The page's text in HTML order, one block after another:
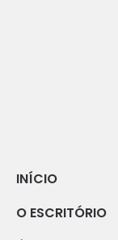
INÍCIO
O ESCRITÓRIO